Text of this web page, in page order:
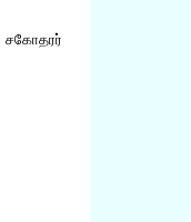
சகோதரர்